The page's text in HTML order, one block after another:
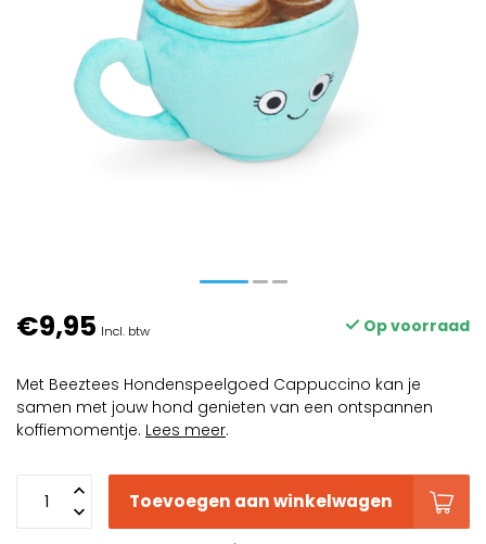
€9,95 Incl. btw Op voorraad
Met Beeztees Hondenspeelgoed Cappuccino kan je
samen met jouw hond genieten van een ontspannen
koffiemomentje. Lees meer.
Toevoegen aan winkelwagen